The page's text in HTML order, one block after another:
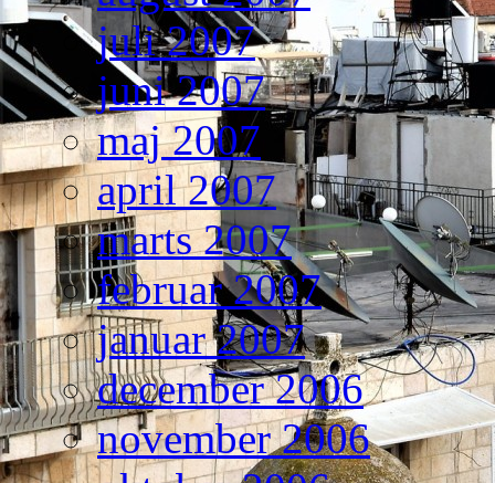
juli 2007
juni 2007
maj 2007
april 2007
marts 2007
februar 2007
januar 2007
december 2006
november 2006